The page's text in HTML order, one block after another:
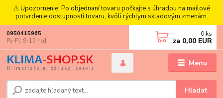
⚠️ Upozornenie: Po objednaní tovaru počkajte s úhradou na mailové
potvrdenie dostupnosti tovaru, kvôli rýchlym skladovým zmenám.
Menu
Hľadať
0950415965
Po-Pi: 9-15 hod
0 ks
za 0,00 EUR